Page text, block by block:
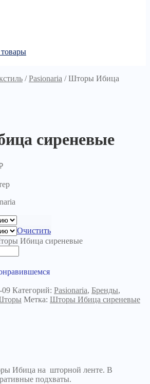
/Pasionaria /Шторы Ибица
сиреневые
Очистить
Ибица сиреневые
09 Категорий: Pasionaria, Бренды,
Метка: Шторы Ибица сиреневые
Ибица на шторной ленте. В
подхваты.